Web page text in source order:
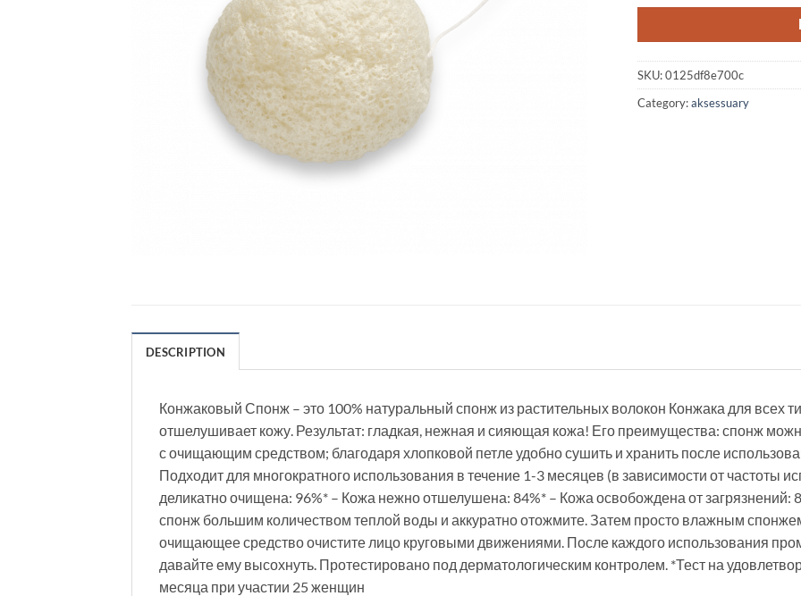
SKU:0125df8e700c
Category:aksessuary
DESCRIPTION
Конжаковый Спонж – это 100% натуральный спонж из растительных волокон Конжака для всех
отшелушивает кожу. Результат: гладкая, нежная и сияющая кожа! Его преимущества: спонж
с очищающим средством; благодаря хлопковой петле удобно сушить и хранить после
Подходит для многократного использования в течение 1-3 месяцев (в зависимости от частоты
деликатно очищена: 96%* – Кожа нежно отшелушена: 84%* – Кожа освобождена от
спонж большим количеством теплой воды и аккуратно отожмите. Затем просто влажным
очищающее средство очистите лицо круговыми движениями. После каждого использования
давайте ему высохнуть. Протестировано под дерматологическим контролем. *Тест на
месяца при участии 25 женщин